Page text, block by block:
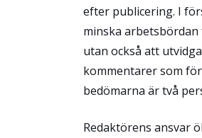
efter publicering. I
minska
utan också att
kommentarer som
bedömarna är två
Redaktörens ansvar